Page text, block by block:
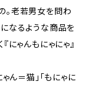
。老若男女を問わ
なるような商品を
にゃんもにゃにゃ』
ん＝猫」「もにゃに